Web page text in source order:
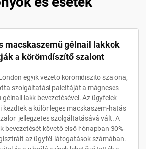
macskaszemű gélnail lakkok
a körömdíszítő szalont
egyik vezető körömdíszítő szalona,
szolgáltatási palettáját a mágneses
gélnail lakk bevezetésével. Az ügyfelek
kezdtek a különleges macskaszem-hatás
jellegzetes szolgáltatásává vált. A
bevezetését követő első hónapban 30%-
az ügyfél-látogatások számában.